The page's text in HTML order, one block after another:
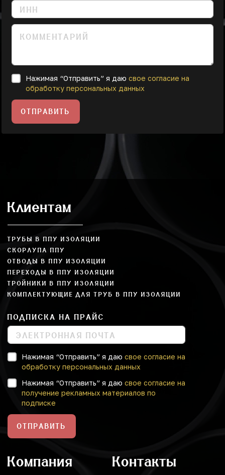
Нажимая “Отправить” я даю свое согласие на
обработку персональных данных
ОТПРАВИТЬ
Клиентам
ТРУБЫ В ППУ ИЗОЛЯЦИИ
СКОРЛУПА ППУ
ОТВОДЫ В ППУ ИЗОЛЯЦИИ
ПЕРЕХОДЫ В ППУ ИЗОЛЯЦИИ
ТРОЙНИКИ В ППУ ИЗОЛЯЦИИ
КОМПЛЕКТУЮЩИЕ ДЛЯ ТРУБ В ППУ ИЗОЛЯЦИИ
ПОДПИСКА НА ПРАЙС
Нажимая “Отправить” я даю свое согласие на
обработку персональных данных
Нажимая “Отправить” я даю свое согласие на
получение рекламных материалов по
подписке
ОТПРАВИТЬ
Компания Контакты